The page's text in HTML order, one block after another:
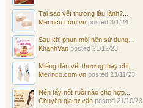
Tại sao vết thương lâu lành?...
Merinco.com.vn posted 3/1/24
Sau khi phun môi nên sử dụng...
KhanhVan posted 21/12/23
Miếng dán vết thương thay chỉ...
Merinco.com.vn posted 23/11/23
Nên tẩy nốt ruồi nào cho hợp...
Chuyên gia tư vấn posted 21/10/23